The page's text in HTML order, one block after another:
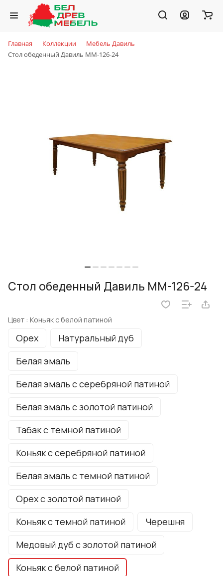
Главная Коллекции
Мебель Давиль
Стол обеденный Давиль ММ-126-24
Стол обеденный Давиль ММ-126-24
Цвет : Коньяк с белой патиной
Орех
Натуральный дуб
Белая эмаль
Белая эмаль с серебряной патиной
Белая эмаль с золотой патиной
Табак с темной патиной
Коньяк с серебряной патиной
Белая эмаль с темной патиной
Орех с золотой патиной
Коньяк с темной патиной
Черешня
Медовый дуб с золотой патиной
Коньяк с белой патиной